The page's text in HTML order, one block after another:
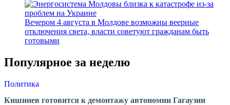
Вечером 4 августа в Молдове возможны веерные
отключения света, власти советуют гражданам быть
готовыми
Популярное за неделю
Политика
Кишинев готовится к демонтажу автономии Гагаузии